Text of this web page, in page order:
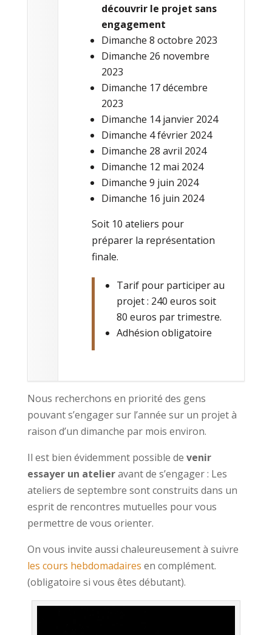
découvrir le projet sans
engagement
Dimanche 8 octobre 2023
Dimanche 26 novembre
2023
Dimanche 17 décembre
2023
Dimanche 14 janvier 2024
Dimanche 4 février 2024
Dimanche 28 avril 2024
Dimanche 12 mai 2024
Dimanche 9 juin 2024
Dimanche 16 juin 2024
Soit 10 ateliers pour
préparer la représentation
finale.
Tarif pour participer au
projet : 240 euros soit
80 euros par trimestre.
Adhésion obligatoire
Nous recherchons en priorité des gens
pouvant s’engager sur l’année sur un projet à
raison d’un dimanche par mois environ.
Il est bien évidemment possible de venir
essayer un atelieravant de s’engager : Les
ateliers de septembre sont construits dans un
esprit de rencontres mutuelles pour vous
permettre de vous orienter.
On vous invite aussi chaleureusement à suivre
les cours hebdomadaires en complément.
(obligatoire si vous êtes débutant).